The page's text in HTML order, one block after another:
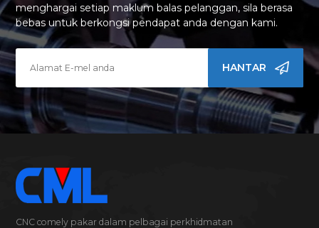
menghargai setiap maklum balas pelanggan, sila berasa
bebas untuk berkongsi pendapat anda dengan kami.
HANTAR
CNC comely pakar dalam pelbagai perkhidmatan